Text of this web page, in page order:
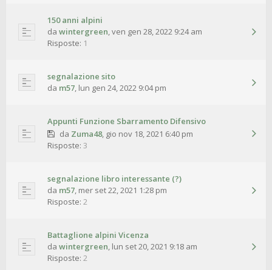
150 anni alpini
da wintergreen,ven gen 28, 2022 9:24 am
Risposte: 1
segnalazione sito
da m57, lun gen 24, 2022 9:04 pm
Appunti Funzione Sbarramento Difensivo
da Zuma48, gio nov 18, 2021 6:40 pm
Risposte: 3
segnalazione libro interessante (?)
da m57, mer set 22, 2021 1:28 pm
Risposte: 2
Battaglione alpini Vicenza
da wintergreen, lun set 20, 2021 9:18 am
Risposte: 2